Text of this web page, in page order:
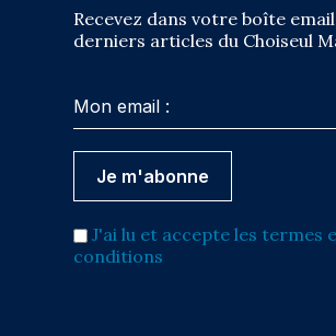
Recevez dans votre boîte
derniers articles du Choiseul
J'ai lu et accepte les termes
conditions